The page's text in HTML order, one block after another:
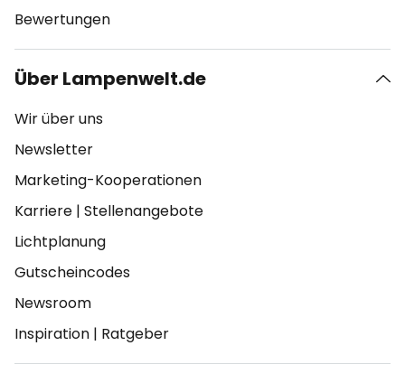
Bewertungen
Über Lampenwelt.de
Wir über uns
Newsletter
Marketing-Kooperationen
Karriere | Stellenangebote
Lichtplanung
Gutscheincodes
Newsroom
Inspiration | Ratgeber